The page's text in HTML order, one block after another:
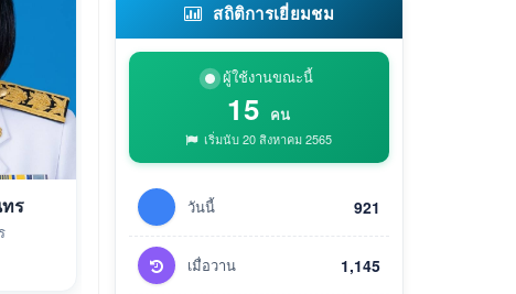
ร
สถิติการเยี่ยมชม
ผู้ใช้งานขณะนี้
15 คน
เริ่มนับ 20 สิงหาคม 2565
วันนี้ 921
เมื่อวาน 1,145